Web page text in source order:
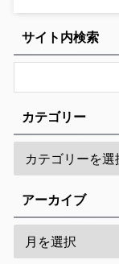
サイト内検索
カテゴリー
アーカイブ